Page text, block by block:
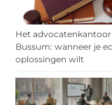
Het advocatenkantoor
Bussum: wanneer je
oplossingen wilt